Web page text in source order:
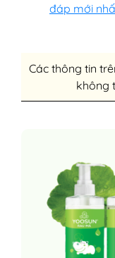
đáp mới
Các thông tin
không